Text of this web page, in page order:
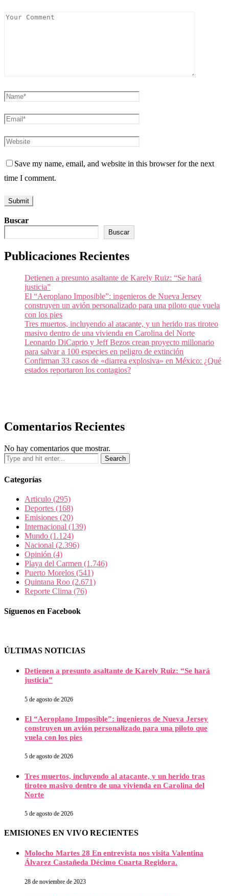
Save my name, email, and website in this browser for the next
time I comment.
Buscar
Buscar
Publicaciones Recientes
Detienen a presunto asaltante de Karely Ruiz: “Se hará
justicia”
El “Aeroplano Imposible”: ingenieros de Nueva Jersey
construyen un avión personalizado para una piloto que vuela
con los pies
Tres muertos, incluyendo al atacante, y un herido tras tiroteo
masivo dentro de una vivienda en Carolina del Norte
Leonardo DiCaprio y Jeff Bezos crean proyecto millonario
para salvar a 100 especies en peligro de extinción
Confirman 33 casos de «diarrea explosiva» en México: ¿Qué
estados reportaron los contagios?
Comentarios Recientes
No hay comentarios que mostrar.
Categorías
Articulo (295)
Deportes (168)
Emisiones (20)
Internacional (139)
Mundo (1.124)
Nacional (2.396)
Opinión (4)
Playa del Carmen (1.746)
Puerto Morelos (541)
Quintana Roo (2.671)
Reporte Clima (76)
Síguenos en Facebook
ÚLTIMAS NOTICIAS
Detienen a presunto asaltante de Karely Ruiz: “Se hará
justicia”
5 de agosto de 2026
El “Aeroplano Imposible”: ingenieros de Nueva Jersey
construyen un avión personalizado para una piloto que
vuela con los pies
5 de agosto de 2026
Tres muertos, incluyendo al atacante, y un herido tras
tiroteo masivo dentro de una vivienda en Carolina del
Norte
5 de agosto de 2026
EMISIONES EN VIVO RECIENTES
Molocho Martes 28 En entrevista nos visita Valentina
Álvarez Castañeda Décimo Cuarta Regidora.
28 de noviembre de 2023